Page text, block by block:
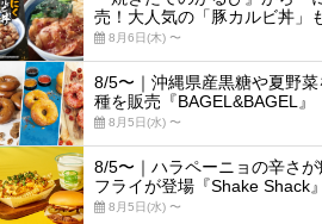
売！大人気の「豚カルビ丼」
8月6日(木) 〜
8/5〜｜沖縄県産黒糖や夏野
種を販売『BAGEL&BAGEL』
8月5日(水) 〜
8/5〜｜ハラペーニョの辛さ
フライが登場『Shake Shack』
8月5日(水) 〜